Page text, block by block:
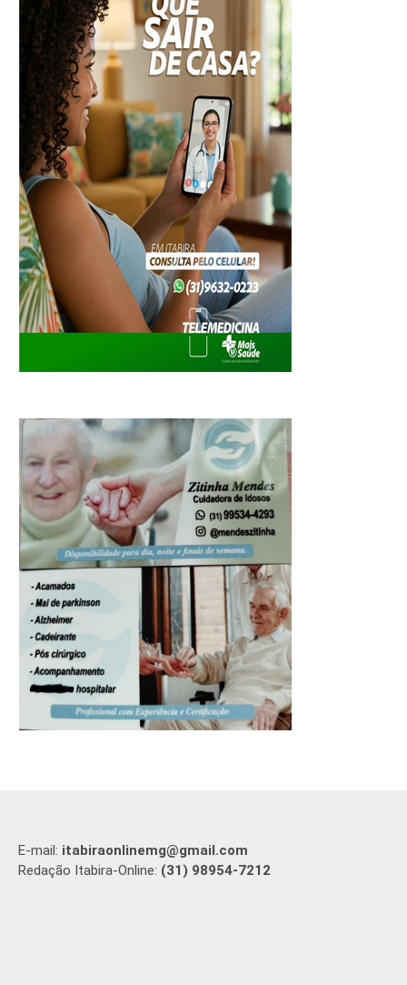
E-mail: itabiraonlinemg@gmail.com
Redação Itabira-Online: (31) 98954-7212